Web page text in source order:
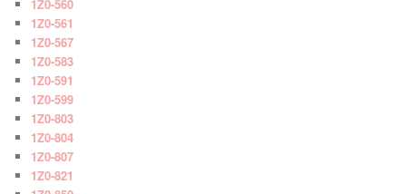
1Z0-560
1Z0-561
1Z0-567
1Z0-583
1Z0-591
1Z0-599
1Z0-803
1Z0-804
1Z0-807
1Z0-821